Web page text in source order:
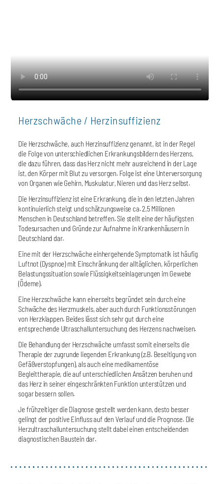
Herzschwäche / Herzinsuffizienz
Die Herzschwäche, auch Herzinsuffizienz genannt, ist in der Regel
die Folge von unterschiedlichen Erkrankungsbildern des Herzens,
die dazu führen, dass das Herz nicht mehr ausreichend in der Lage
ist, den Körper mit Blut zu versorgen. Folge ist eine Unterversorgung
von Organen wie Gehirn, Muskulatur, Nieren und das Herz selbst.
Die Herzinsuffizienz ist eine Erkrankung, die in den letzten Jahren
kontinuierlich steigt und schätzungsweise ca. 2,5 Millionen
Menschen in Deutschland betreffen. Sie stellt eine der häufigsten
Todesursachen und Gründe zur Aufnahme in Krankenhäusern in
Deutschland dar.
Eine mit der Herzschwäche einhergehende Symptomatik ist häufig
Luftnot (Dyspnoe) mit Einschränkung der alltäglichen, körperlichen
Belastungssituation sowie Flüssigkeitseinlagerungen im Gewebe
(Ödeme).
Eine Herzschwäche kann einerseits begründet sein durch eine
Schwäche des Herzmuskels, aber auch durch Funktionsstörungen
von Herzklappen. Beides lässt sich sehr gut durch eine
entsprechende Ultraschalluntersuchung des Herzens nachweisen.
Die Behandlung der Herzschwäche umfasst somit einerseits die
Therapie der zugrunde liegenden Erkrankung (z.B. Beseitigung von
Gefäßverstopfungen), als auch eine medikamentöse
Begleittherapie, die auf unterschiedlichen Ansätzen beruhen und
das Herz in seiner eingeschränkten Funktion unterstützen und
sogar bessern sollen.
Je frühzeitiger die Diagnose gestellt werden kann, desto besser
gelingt der positive Einfluss auf den Verlauf und die Prognose. Die
Herzultraschalluntersuchung stellt dabei einen entscheidenden
diagnostischen Baustein dar.